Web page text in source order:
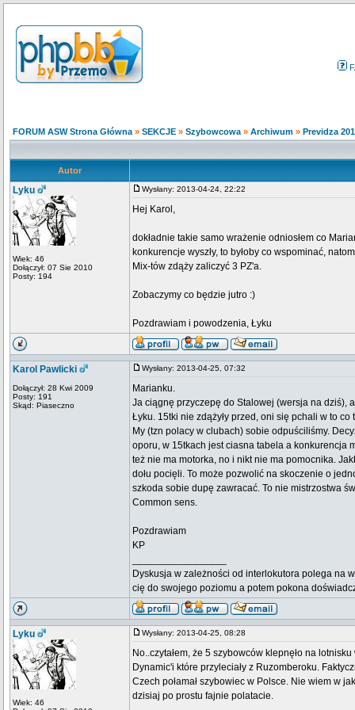
FORUM ASW Strona Główna » SEKCJE » Szybowcowa » Archiwum » Previdza
Autor
Lyku
Wiek: 46
Dołączył: 07 Sie 2010
Posty: 194
Wysłany: 2013-04-24, 22:22
Hej Karol,
dokładnie takie samo wrażenie odniosłem co
konkurencje wyszły, to byłoby co wspominać,
Mix-tów zdąży zaliczyć 3 PZ'a.
Zobaczymy co będzie jutro :)
Pozdrawiam i powodzenia, Łyku
Karol Pawlicki
Dołączył: 28 Kwi 2009
Posty: 191
Skąd: Piaseczno
Wysłany: 2013-04-25, 07:32
Marianku.
Ja ciągnę przyczepę do Stalowej (wersja na dziś),
Łyku. 15tki nie zdążyły przed, oni się pchali w to co
My (tzn polacy w clubach) sobie odpuściliśmy.
oporu, w 15tkach jest ciasna tabela a konkurencja
też nie ma motorka, no i nikt nie ma pomocnika.
dołu pocięli. To może pozwolić na skoczenie o
szkoda sobie dupę zawracać. To nie mistrzostwa
Common sens.
Pozdrawiam
KP
Dyskusja w zależności od interlokutora polega na
cię do swojego poziomu a potem pokona
Lyku
Wiek: 46
Wysłany: 2013-04-25, 08:28
No..czytałem, że 5 szybowców klepnęło na
Dynamic'i które przyleciały z Ruzomberoku.
Czech połamał szybowiec w Polsce. Nie wiem w
dzisiaj po prostu fajnie polatacie.